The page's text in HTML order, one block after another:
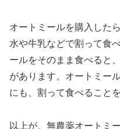
オートミールを購入した
水や牛乳などで割って食
ールをそのまま食べると
があります。オートミー
にも、割って食べること
以上が、無農薬オートミ